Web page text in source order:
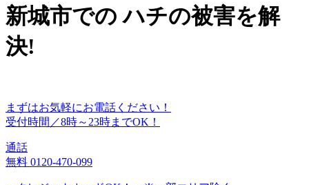
新城市での ハチの被害を解
決!
まずはお気軽にお電話ください！
受付時間／8時～23時までOK！
通話
無料 0120-470-099